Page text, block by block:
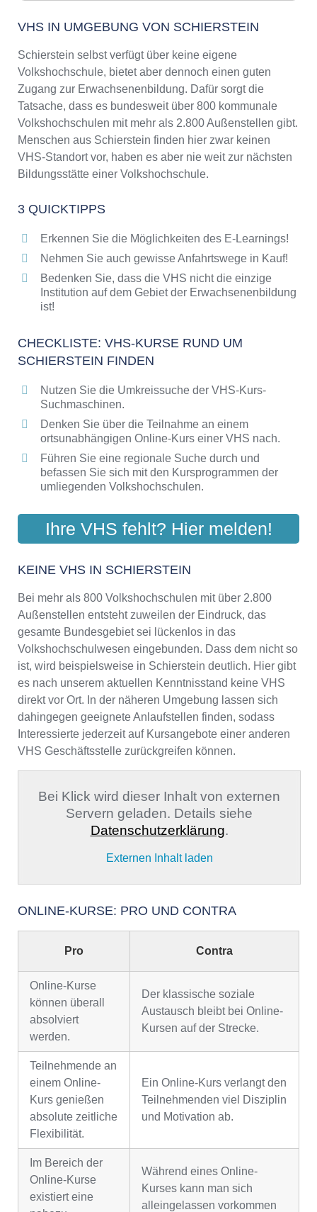
3 Quicktipps
Checkliste: VHS-Kurse rund um Schierstein
Keine VHS in Schierstein
Online-Kurse: Pro und Contra
Online-Kurse als alternative Angebote zu
VHS-Kursen
Die VHS als Inbegriff der Erwachsenenbildung
Das bundesweite Netzwerk der
Abendschulen rund um Schierstein
Bildungsangebote der VHS
VHS IN UMGEBUNG VON SCHIERSTEIN
Schierstein selbst verfügt über keine eigene
Volkshochschule, bietet aber dennoch einen guten
Zugang zur Erwachsenenbildung. Dafür sorgt die
Tatsache, dass es bundesweit über 800 kommunale
Volkshochschulen mit mehr als 2.800 Außenstellen gibt.
Menschen aus Schierstein finden hier zwar keinen
VHS-Standort vor, haben es aber nie weit zur nächsten
Bildungsstätte einer Volkshochschule.
3 QUICKTIPPS
Erkennen Sie die Möglichkeiten des E-Learnings!
Nehmen Sie auch gewisse Anfahrtswege in Kauf!
Bedenken Sie, dass die VHS nicht die einzige
Institution auf dem Gebiet der Erwachsenenbildung
ist!
CHECKLISTE: VHS-KURSE RUND UM
SCHIERSTEIN FINDEN
Nutzen Sie die Umkreissuche der VHS-Kurs-
Suchmaschinen.
Denken Sie über die Teilnahme an einem
ortsunabhängigen Online-Kurs einer VHS nach.
Führen Sie eine regionale Suche durch und
befassen Sie sich mit den Kursprogrammen der
umliegenden Volkshochschulen.
Ihre VHS fehlt? Hier melden!
KEINE VHS IN SCHIERSTEIN
Bei mehr als 800 Volkshochschulen mit über 2.800
Außenstellen entsteht zuweilen der Eindruck, das
gesamte Bundesgebiet sei lückenlos in das
Volkshochschulwesen eingebunden. Dass dem nicht so
ist, wird beispielsweise in Schierstein deutlich. Hier gibt
es nach unserem aktuellen Kenntnisstand keine VHS
direkt vor Ort. In der näheren Umgebung lassen sich
dahingegen geeignete Anlaufstellen finden, sodass
Interessierte jederzeit auf Kursangebote einer anderen
VHS Geschäftsstelle zurückgreifen können.
Bei Klick wird dieser Inhalt von externen
Servern geladen. Details siehe
Datenschutzerklärung.
Externen Inhalt laden
ONLINE-KURSE: PRO UND CONTRA
Pro Contra
Online-Kurse
können überall
absolviert
werden.
Der klassische soziale
Austausch bleibt bei Online-
Kursen auf der Strecke.
Teilnehmende an
einem Online-
Kurs genießen
absolute zeitliche
Flexibilität.
Ein Online-Kurs verlangt den
Teilnehmenden viel Disziplin
und Motivation ab.
Im Bereich der
Online-Kurse
existiert eine
Während eines Online-
Kurses kann man sich
alleingelassen vorkommen